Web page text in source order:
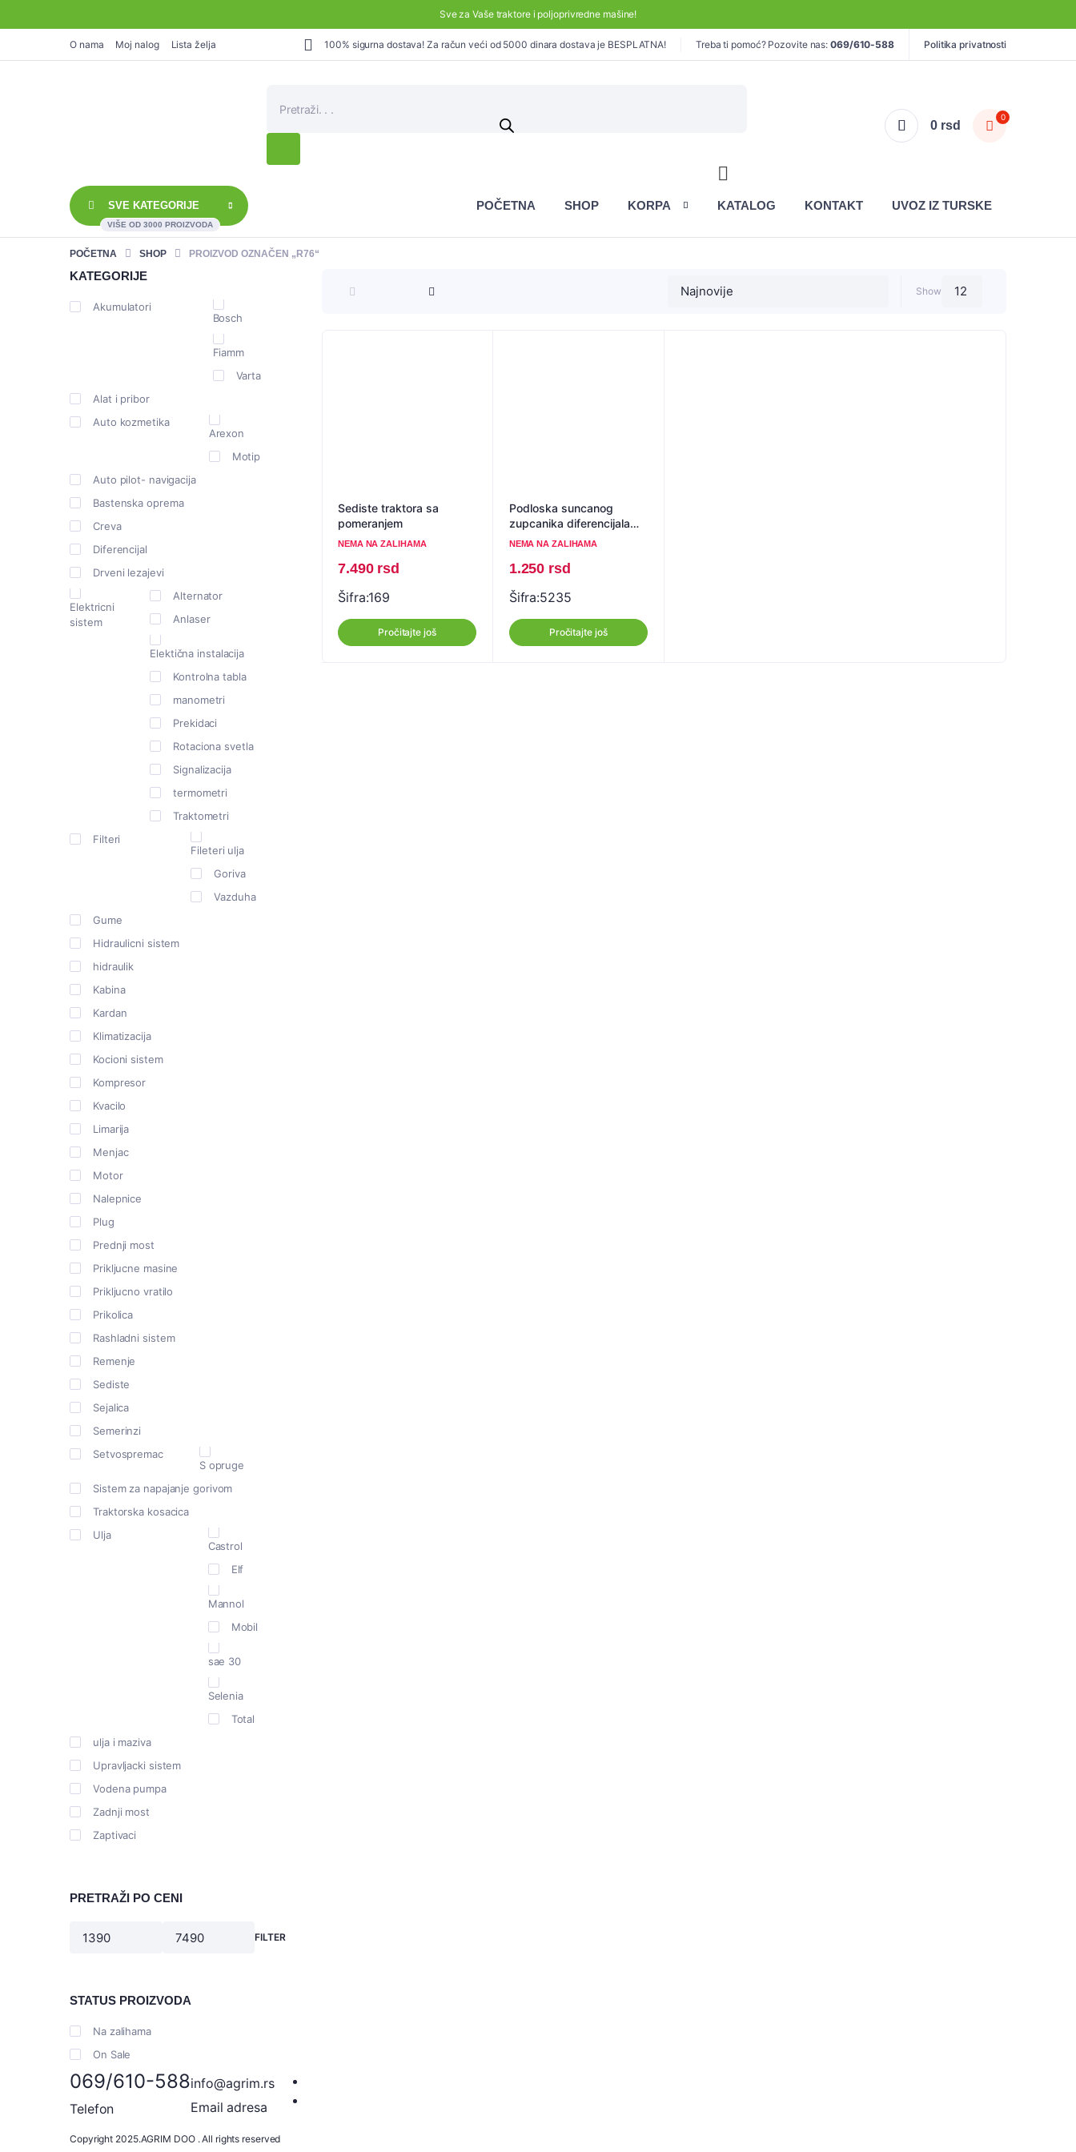
Sve za Vaše traktore i poljoprivredne mašine!
O nama Moj nalog Lista želja 100% sigurna dostava! Za račun veći od 5000 dinara dostava je BESPLATNA! Treba ti pomoć? Pozovite nas:069/610-588 Politika privatnosti
search
0 rsd
0
SVE KATEGORIJE
VIŠE OD 3000 PROIZVODA
POČETNA SHOP KORPA KATALOG KONTAKT UVOZ IZ TURSKE
POČETNA SHOP PROIZVOD OZNAČEN „R76“
Show
Sediste traktora sa
pomeranjem
NEMA NA ZALIHAMA
7.490 rsd
Šifra:169
Pročitajte još
Podloska suncanog
zupcanika diferencijala
IMR
NEMA NA ZALIHAMA
1.250 rsd
Šifra:5235
Pročitajte još
KATEGORIJE
Akumulatori
Bosch
Fiamm
Varta
Alat i pribor
Auto kozmetika
Arexon
Motip
Auto pilot- navigacija
Bastenska oprema
Creva
Diferencijal
Drveni lezajevi
Elektricni
sistem
Alternator
Anlaser
Elektična instalacija
Kontrolna tabla
manometri
Prekidaci
Rotaciona svetla
Signalizacija
termometri
Traktometri
Filteri
Fileteri ulja
Goriva
Vazduha
Gume
Hidraulicni sistem
hidraulik
Kabina
Kardan
Klimatizacija
Kocioni sistem
Kompresor
Kvacilo
Limarija
Menjac
Motor
Nalepnice
Plug
Prednji most
Prikljucne masine
Prikljucno vratilo
Prikolica
Rashladni sistem
Remenje
Sediste
Sejalica
Semerinzi
Setvospremac
S opruge
Sistem za napajanje gorivom
Traktorska kosacica
Ulja
Castrol
Elf
Mannol
Mobil
sae 30
Selenia
Total
ulja i maziva
Upravljacki sistem
Vodena pumpa
Zadnji most
Zaptivaci
PRETRAŽI PO CENI
Minimalna
Maksimalna
FILTER
STATUS PROIZVODA
Na zalihama
On Sale
069/610-588
Telefon
info@agrim.rs
Email adresa
Copyright 2025.AGRIM DOO . All rights reserved